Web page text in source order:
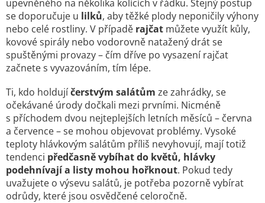
upevněného na několika kolících v řádku. Stejný postup
se doporučuje u lilků, aby těžké plody neponičily výhony
nebo celé rostliny. V případě rajčat můžete využít kůly,
kovové spirály nebo vodorovně natažený drát se
spuštěnými provazy – čím dříve po vysazení rajčat
začnete s vyvazováním, tím lépe.
Ti, kdo holdujíčerstvým salátům ze zahrádky, se
očekávané úrody dočkali mezi prvními. Nicméně
s příchodem dvou nejteplejších letních měsíců – června
a července – se mohou objevovat problémy. Vysoké
teploty hlávkovým salátům příliš nevyhovují, mají totiž
tendenci předčasně vybíhat do květů, hlávky
podehnívají a listy mohou hořknout. Pokud tedy
uvažujete o výsevu salátů, je potřeba pozorně vybírat
odrůdy, které jsou osvědčené celoročně.